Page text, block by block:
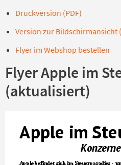
Druckversion (PDF)
Version zur Bildschirmansicht
Flyer im Webshop bestellen
Flyer Apple im
(aktualisiert)